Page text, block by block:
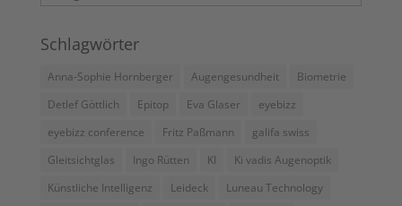
Schlagwörter
Anna-Sophie Hornberger Augengesundheit
Biometrie
Detlef Göttlich
Epitop Eva Glaser
eyebizz
eyebizz conference
Fritz Paßmann
galifa swiss
Gleitsichtglas
Ingo Rütten KI
Ki vadis Augenoptik
Künstliche Intelligenz
Leideck
Luneau Technology